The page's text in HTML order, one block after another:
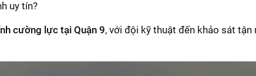
uy tín?
cường lực tại Quận 9, với đội kỹ thuật đến khảo sát